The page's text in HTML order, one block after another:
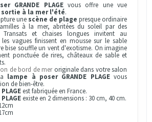
GRANDE PLAGEvous offre une vue
sortie à la mer l'été.
une scène de plage presque ordinaire
à la mer, abritées du soleil par des
Transats et chaises longues invitent au
vagues finissent en mousse sur le sable
bise souffle un vent d'exotisme. On imagine
ponctuée de rires, châteaux de sable et
de bord de meroriginale dans votre salon
lampe à poser GRANDE PLAGEvous
de bien-être.
PLAGE est fabriquée en France.
PLAGE existe en 2 dimensions : 30 cm, 40 cm.